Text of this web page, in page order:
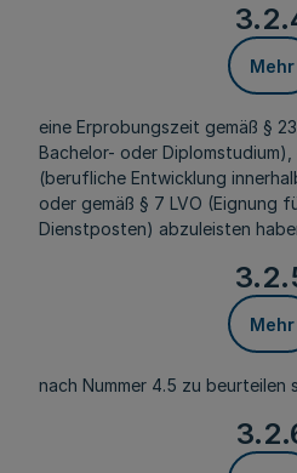
Mehr
eine Erprobungszeit gemäß §
Bachelor- oder Diplomstudium),
(berufliche Entwicklung
oder gemäß § 7 LVO (Eignung
Dienstposten) abzuleisten
Mehr
nach Nummer 4.5 zu beurteilen